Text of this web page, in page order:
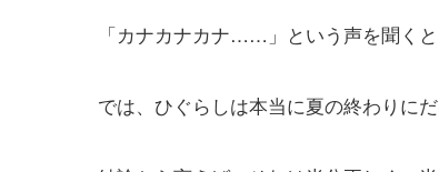
「カナカナカナ……」という声を聞く
では、ひぐらしは本当に夏の終わりに